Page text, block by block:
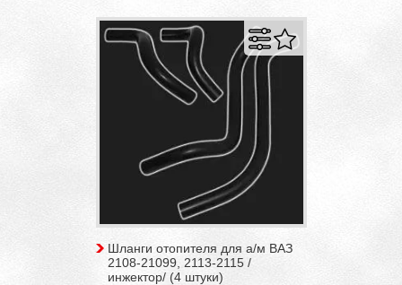
Шланги отопителя для а/м ВАЗ
2108-21099, 2113-2115 /
инжектор/ (4 штуки)